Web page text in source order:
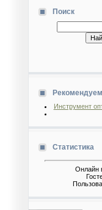
Поиск
Рекомендуем
Инструмент
Статистика
Онлайн